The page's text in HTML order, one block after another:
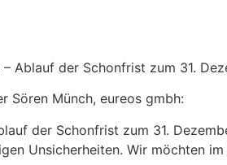
Ablauf der Schonfrist zum 31.
Sören Münch, eureos gmbh:
der Schonfrist zum 31.
Unsicherheiten. Wir möchten